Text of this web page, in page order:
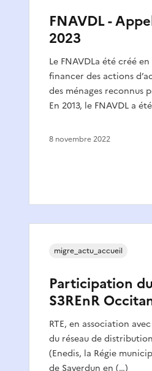
FNAVDL -
2023
Le FNAVDLa été créé en
financer des actions
des ménages reconnus
En 2013, le FNAVDL a
8 novembre 2022
Participation
S3REnR
RTE, en association
du réseau de
(Enedis, la Régie
de Saverdun en (…)
migre_actu_accueil